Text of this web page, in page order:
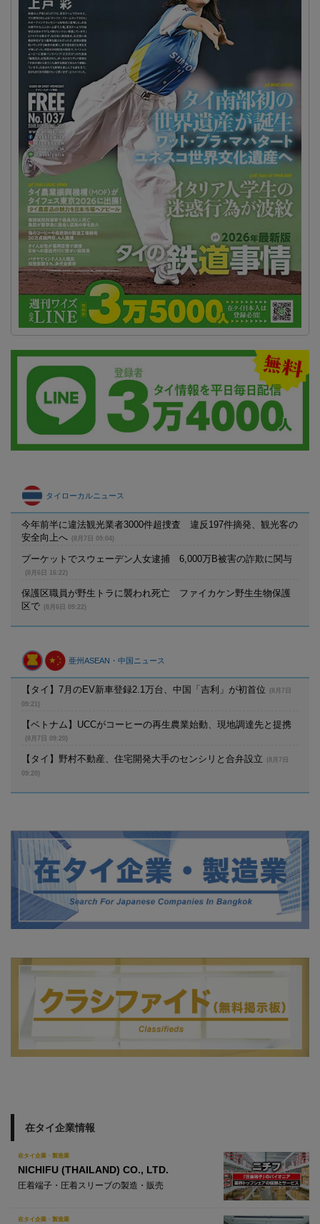
タイローカルニュース
今年前半に違法観光業者3000件超捜査 違反197件摘発、観光客の
安全向上へ
(8月7日 09:04)
プーケットでスウェーデン人女逮捕 6,000万B被害の詐欺に関与
(8月6日 16:22)
保護区職員が野生トラに襲われ死亡 ファイカケン野生生物保護
区で
(8月6日 09:22)
亜州ASEAN・中国ニュース
【タイ】7月のEV新車登録2.1万台、中国「吉利」が初首位
(8月7日
09:21)
【ベトナム】UCCがコーヒーの再生農業始動、現地調達先と提携
(8月7日 09:20)
【タイ】野村不動産、住宅開発大手のセンシリと合弁設立
(8月7日
09:20)
在タイ企業情報
在タイ企業・製造業
NICHIFU (THAILAND) CO., LTD.
圧着端子・圧着スリーブの製造・販売
在タイ企業・製造業